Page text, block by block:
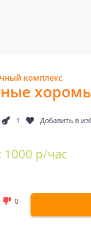
комплекс
1 Добавить в
1000 р/час
0